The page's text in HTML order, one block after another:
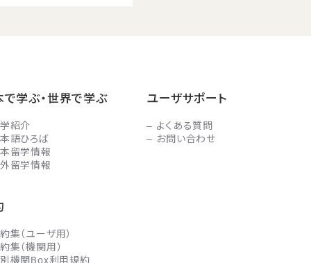
で学ぶ・世界で学ぶ
紹介
語ひろば
留学情報
留学情報
ユーザサポート
よくある質問
お問い合わせ
集（ユーザ用）
集（機関用）
機関Box利用規約